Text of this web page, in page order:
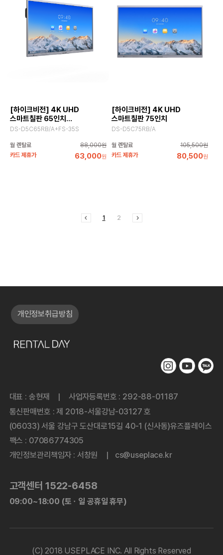
[하이크비전] 4K UHD
스마트칠판 65인치
+이동형브라켓
DS-D5C65RB/A+FS-35S
월 렌탈료
88,000원
카드 제휴가
63,000원
[하이크비전] 4K UHD
스마트칠판 75인치
DS-D5C75RB/A
월 렌탈료
105,500원
카드 제휴가
80,500원
1 2
개인정보취급방침
대표 : 송현재
사업자등록번호 : 292-88-01187
통신판매번호 : 제 2018-서울강남-03127 호
(06033) 서울 강남구 도산대로15길 40-1 (신사동)유즈플레이스
팩스 : 07086774305
개인정보관리책임자 : 서창원
cs@useplace.kr
고객센터 1522-6458
09:00~18:00 (토ㆍ일 공휴일 휴무)
(C) 2018 USEPLACE INC. All Rights Reserved